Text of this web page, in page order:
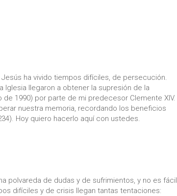
Jesús ha vivido tiempos difíciles, de persecución.
llegaron a obtener la supresión de la
de 1990) por parte de mi predecesor Clemente XIV.
nuestra memoria, recordando los beneficios
Hoy quiero hacerlo aquí con ustedes.
polvareda de dudas y de sufrimientos, y no es fácil
difíciles y de crisis llegan tantas tentaciones: